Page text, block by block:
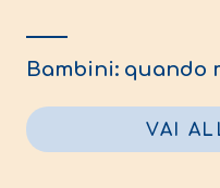
Bambini: quando
VAI